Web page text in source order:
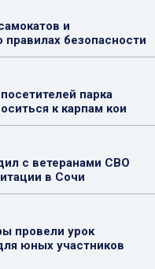
и
безопасности
парка
к карпам кои
с ветеранами СВО
в Сочи
провели урок
юных участников